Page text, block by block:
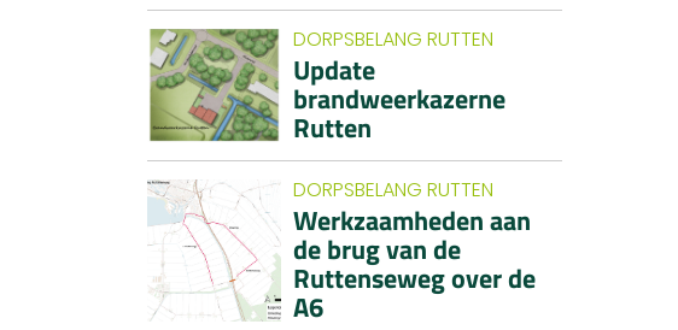
DORPSBELANG RUTTEN
Update
brandweerkazerne
Rutten
DORPSBELANG RUTTEN
Werkzaamheden aan
de brug van de
Ruttenseweg over de
A6